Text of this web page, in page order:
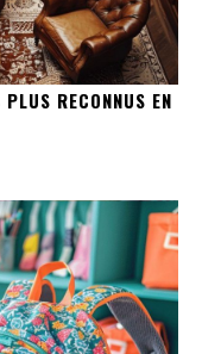
RECONNUS EN